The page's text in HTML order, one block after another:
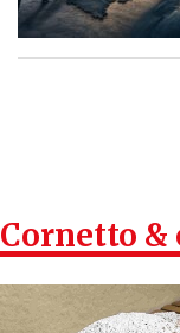
Cornetto &